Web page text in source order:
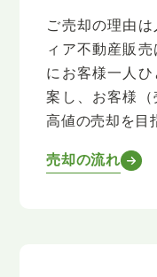
ご売却の理由は
ィア不動産販
にお客様一人
案し、 お客様
高値の売却を目
売却の流れ